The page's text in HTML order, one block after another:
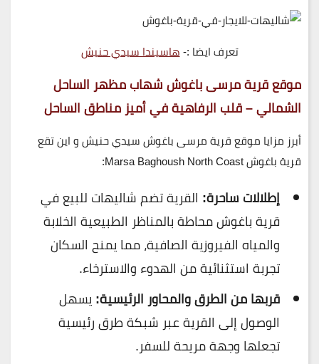
تعرف ايضا :-هاسيندا سيدي حنيش
موقعقرية مرسى باغوش شهاب مظهر الساحل
الشمالي– قلب الرفاهية في أميز مناطق الساحل
أبرز مزايا موقع قرية مرسى باغوش سيدي حنيش واين تقع
قرية باغوش Marsa Baghoush North Coast
:
إطلالات ساحرة: القرية تضم شاليهات للبيع في
قرية باغوش محاطة بالمناظر الطبيعية الخلابة
والمياه الفيروزية الصافية، مما يمنح السكان
تجربة استثنائية من الهدوء والاسترخاء.
قربها من الطرق والمحاور الرئيسية:يسهل
الوصول إلى القرية عبر شبكة طرق رئيسية
تجعلها وجهة مريحة للسفر.